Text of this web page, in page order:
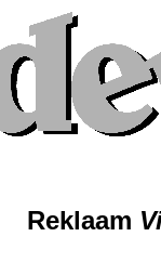
Reklaam